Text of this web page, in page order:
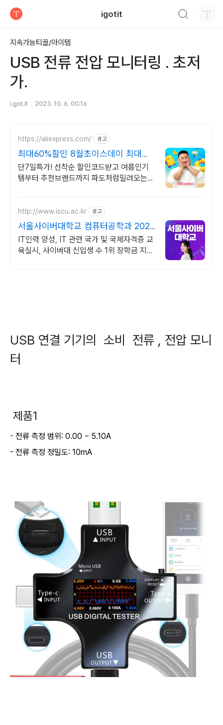
igotit
지속가능티끌/아이템
USB 전류 전압 모니터링 . 초저
가.
i.got.it 2023. 10. 6. 00:16
https://aliexpress.com/ 광고
최대60%할인 8월초이스데이 최대
60%할인 선착순코드발급
단7일특가! 선착순 할인코드받고 여름인기
템부터 추천브랜드까지 파도처럼밀려오는
http://www.iscu.ac.kr 광고
서울사이버대학교 컴퓨터공학과 2026
가을학기 신편입생
IT인력 양성, IT 관련 국가 및 국제자격증 교
육실시, 사이버대 신입생 수 1위 장학금 지급
USB 연결 기기의 소비 전류 , 전압 모니
터
제품1
- 전류 측정 범위: 0.00 ~ 5.10A
- 전류 측정 정밀도: 10mA